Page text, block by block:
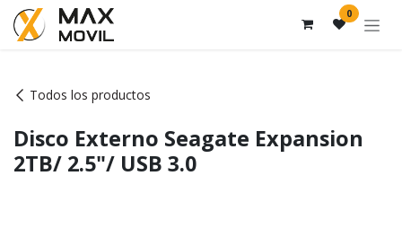
Ir al contenido 0
Todos los productos
Disco Externo Seagate Expansion
2TB/ 2.5"/ USB 3.0